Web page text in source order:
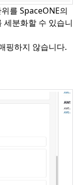
를 SpaceONE의
분화할 수 있습니
핑하지 않습니다.